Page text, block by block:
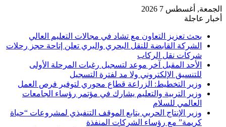
الجمعة, أغسطس 7 2026
أخبار عاجلة
بحث تعزيز التعاون مع تشاد في مجالات التعليم العالي
الشركة القابضة للنقل البحري والبري تعلن إتاحة حجز رحلات
شركات نقل الركاب
الأحد المقبل آخر موعد لتسجيل رغبات المرحلة الأولى
للتنسيق الإلكتروني ولا مد لفترة التسجيل
وزير التخطيط: الزراعة قطاع محوري لتوفير فرص العمل
وزير التربية والتعليم يشارك في مؤتمر رؤساء الجامعات
العالمي للسلام
وزير الإنتاج الحربي يتابع الموقف التنفيذي لمشروعات “حياة
كريمة” مع رؤساء الشركات المنفذة